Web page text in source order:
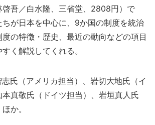
啓吾／白水隆、三省堂、2808円）で
が日本を中心に、9か国の制度を統治
の特徴・歴史、最近の動向などの項目
く解説してくれる。
氏（アメリカ担当）、岩切大地氏（イ
真敬氏（ドイツ担当）、岩垣真人氏
か。